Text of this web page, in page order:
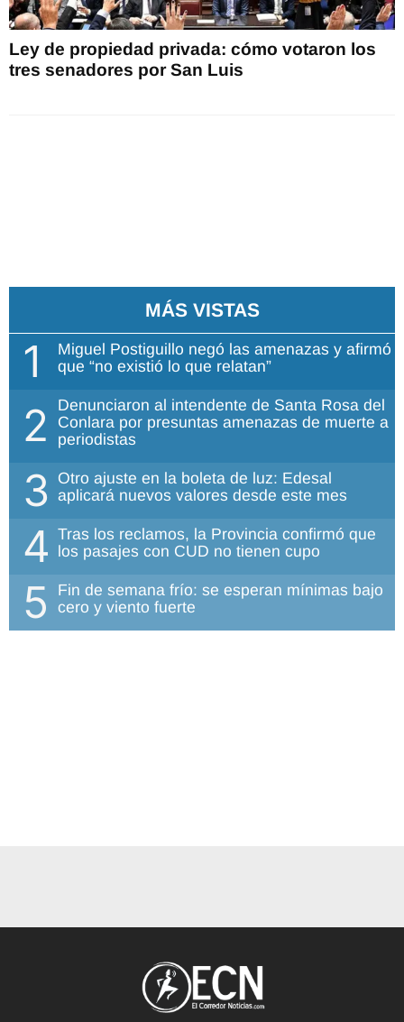
Ley de propiedad privada: cómo votaron los
tres senadores por San Luis
MÁS VISTAS
1
Miguel Postiguillo negó las amenazas y afirmó
que “no existió lo que relatan”
2
Denunciaron al intendente de Santa Rosa del
Conlara por presuntas amenazas de muerte a
periodistas
3 Otro ajuste en la boleta de luz: Edesal
aplicará nuevos valores desde este mes
4 Tras los reclamos, la Provincia confirmó que
los pasajes con CUD no tienen cupo
5
Fin de semana frío: se esperan mínimas bajo
cero y viento fuerte